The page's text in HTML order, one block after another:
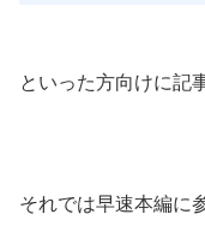
といった方向けに記
それでは早速本編に